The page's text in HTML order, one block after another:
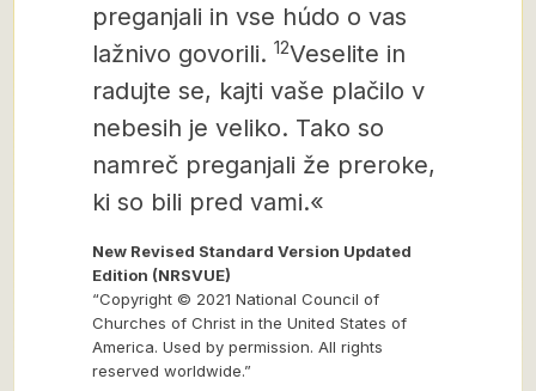
preganjali in vse húdo o vas
lažnivo govorili. 12Veselite in
radujte se, kajti vaše plačilo v
nebesih je veliko. Tako so
namreč preganjali že preroke,
ki so bili pred vami.«
New Revised Standard Version Updated
Edition (NRSVUE)
“Copyright © 2021 National Council of
Churches of Christ in the United States of
America. Used by permission. All rights
reserved worldwide.”